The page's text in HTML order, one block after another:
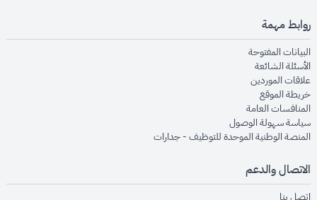
روابط مهمة
البيانات المفتوحةopens in new window
الأسئلة الشائعةopens in new window
علاقات الموردينopens in new window
خريطة الموقعopens in new window
المنافسات العامةopens in new window
سياسة سهولة الوصولopens in new window
المنصة الوطنية الموحدة للتوظيف - جداراتopens in new window
الاتصال والدعم
اتصل بنا